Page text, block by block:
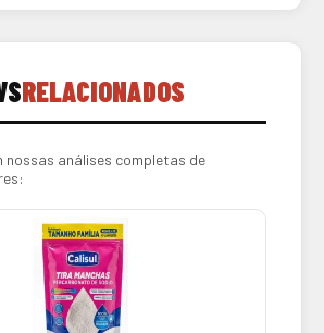
RELACIONADOS
nossas análises completas de